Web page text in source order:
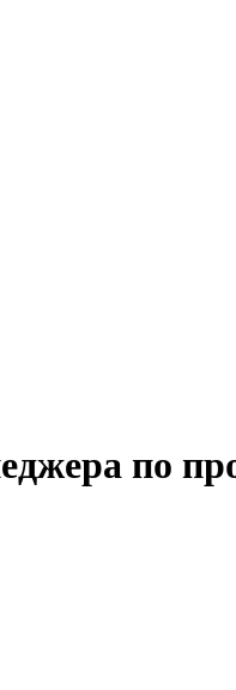
по